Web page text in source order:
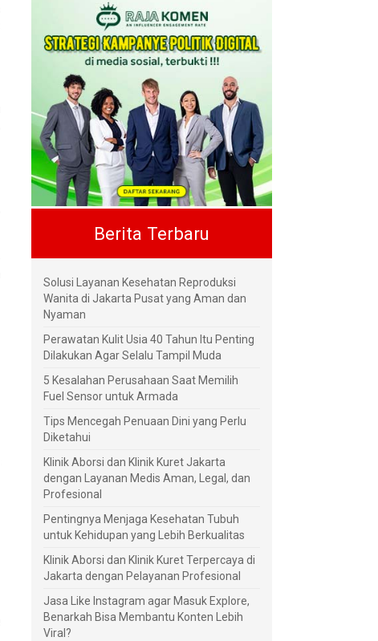
Berita Terbaru
Solusi Layanan Kesehatan Reproduksi
Wanita di Jakarta Pusat yang Aman dan
Nyaman
Perawatan Kulit Usia 40 Tahun Itu Penting
Dilakukan Agar Selalu Tampil Muda
5 Kesalahan Perusahaan Saat Memilih
Fuel Sensor untuk Armada
Tips Mencegah Penuaan Dini yang Perlu
Diketahui
Klinik Aborsi dan Klinik Kuret Jakarta
dengan Layanan Medis Aman, Legal, dan
Profesional
Pentingnya Menjaga Kesehatan Tubuh
untuk Kehidupan yang Lebih Berkualitas
Klinik Aborsi dan Klinik Kuret Terpercaya di
Jakarta dengan Pelayanan Profesional
Jasa Like Instagram agar Masuk Explore,
Benarkah Bisa Membantu Konten Lebih
Viral?